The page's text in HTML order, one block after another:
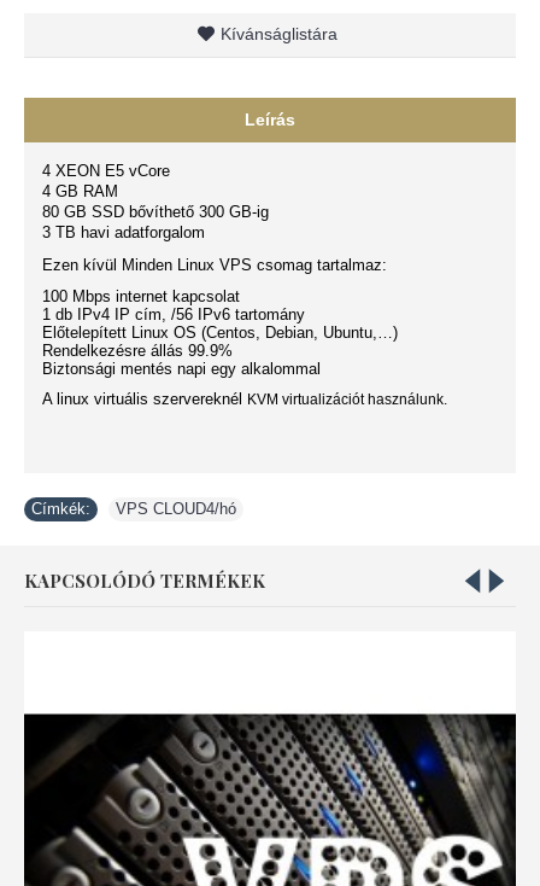
Kívánságlistára
Leírás
4 XEON E5 vCore
4 GB RAM
80 GB SSD bővíthető 300 GB-ig
3 TB havi adatforgalom
Ezen kívül Minden Linux VPS ​csomag ​ tartalmaz:
100 Mbps internet kapcsolat
1 db IPv4 IP cím, /56 IPv6 tartomány
Előtelepített Linux OS (Centos, Debian, Ubuntu,…)
Rendelkezésre állás 99.9%
Biztonsági mentés napi egy alkalommal
A linux virtuális szervereknél
KVM virtualizációt használunk.
Címkék: VPS CLOUD4​/hó
KAPCSOLÓDÓ TERMÉKEK